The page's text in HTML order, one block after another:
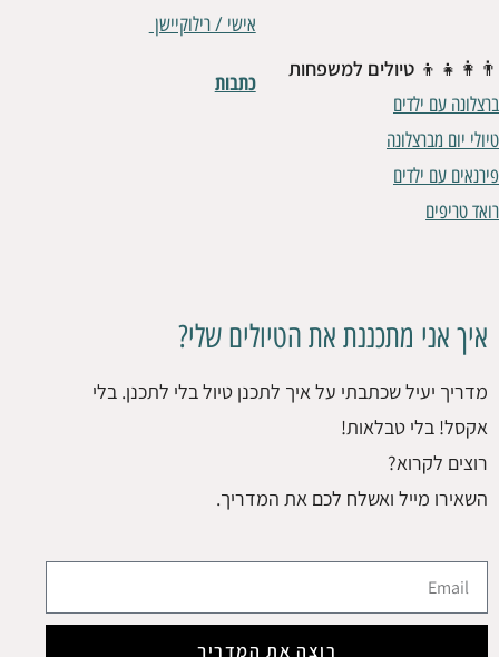
👨‍👩‍👧‍👦 טיולים למשפחות
ברצלונה עם ילדים
טיולי יום מברצלונה
פירנאים עם ילדים
רואד טריפים
אישי / רילוקיישן
כתבות
איך אני מתכננת את הטיולים שלי?
מדריך יעיל שכתבתי על איך לתכנן טיול בלי לתכנן. בלי
אקסל! בלי טבלאות!
רוצים לקרוא?
השאירו מייל ואשלח לכם את המדריך.
רוצה את המדריך